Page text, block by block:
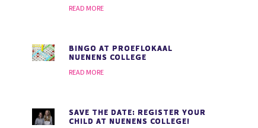
READ MORE
BINGO AT PROEFLOKAAL
NUENENS COLLEGE
READ MORE
SAVE THE DATE: REGISTER YOUR
CHILD AT NUENENS COLLEGE!